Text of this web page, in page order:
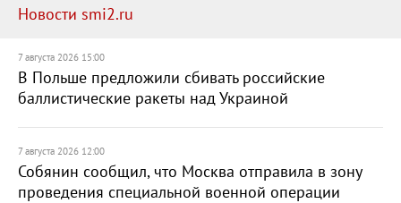
Новости smi2.ru
7 августа 2026 15:00
В Польше предложили сбивать российские
баллистические ракеты над Украиной
7 августа 2026 12:00
Собянин сообщил, что Москва отправила в зону
проведения специальной военной операции